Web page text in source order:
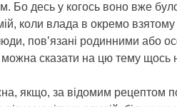
Бо десь у когось воно вже
коли влада в окремо взятому
пов’язані родинними або
сказати на цю тему щось
якщо, за відомим рецептом